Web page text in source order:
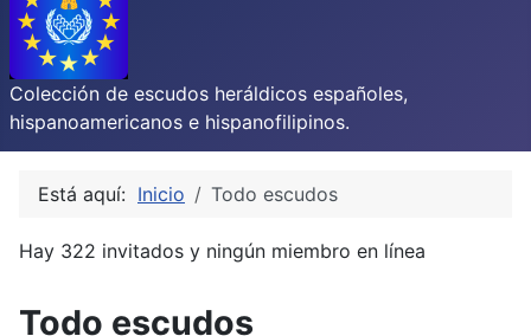
Colección de escudos heráldicos españoles,
hispanoamericanos e hispanofilipinos.
Está aquí: Inicio Todo escudos
Hay 322 invitados y ningún miembro en línea
Todo escudos